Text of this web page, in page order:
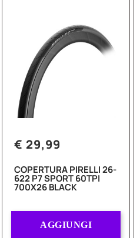
€ 29,99
COPERTURA PIRELLI 26-
622 P7 SPORT 60TPI
700X26 BLACK
AGGIUNGI